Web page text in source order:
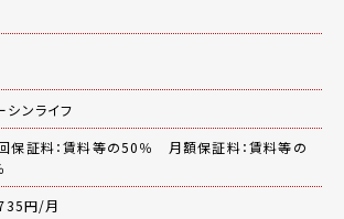
シンライフ
保証料：賃料等の50％ 月額保証料：賃料等の
円/月